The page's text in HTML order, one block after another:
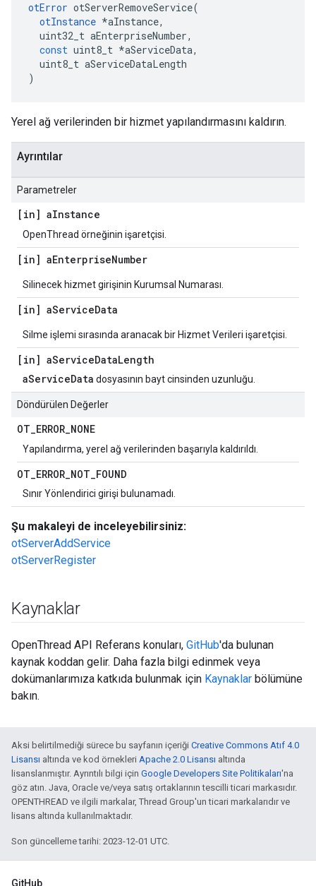
otError otServerRemoveService(
otInstance *aInstance,
uint32_t aEnterpriseNumber,
const uint8_t *aServiceData,
uint8_t aServiceDataLength
)
Yerel ağ verilerinden bir hizmet yapılandırmasını kaldırın.
Ayrıntılar
Parametreler
[in] aInstance
OpenThread örneğinin işaretçisi.
[in] aEnterpriseNumber
Silinecek hizmet girişinin Kurumsal Numarası.
[in] aServiceData
Silme işlemi sırasında aranacak bir Hizmet Verileri işaretçisi.
[in] aServiceDataLength
aServiceData dosyasının bayt cinsinden uzunluğu.
Döndürülen Değerler
OT_ERROR_NONE
Yapılandırma, yerel ağ verilerinden başarıyla kaldırıldı.
OT_ERROR_NOT_FOUND
Sınır Yönlendirici girişi bulunamadı.
Şu makaleyi de inceleyebilirsiniz:
otServerAddService
otServerRegister
Kaynaklar
OpenThread API Referans konuları, GitHub'da bulunan
kaynak koddan gelir. Daha fazla bilgi edinmek veya
dokümanlarımıza katkıda bulunmak için Kaynaklar bölümüne
bakın.
Aksi belirtilmediği sürece bu sayfanın içeriği Creative Commons Atıf 4.0
Lisansı altında ve kod örnekleri Apache 2.0 Lisansı altında
lisanslanmıştır. Ayrıntılı bilgi için Google Developers Site Politikaları'na
göz atın. Java, Oracle ve/veya satış ortaklarının tescilli ticari markasıdır.
OPENTHREAD ve ilgili markalar, Thread Group'un ticari markalarıdır ve
lisans altında kullanılmaktadır.
Son güncelleme tarihi: 2023-12-01 UTC.
GitHub